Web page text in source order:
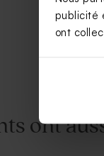
publicité
ont
ont